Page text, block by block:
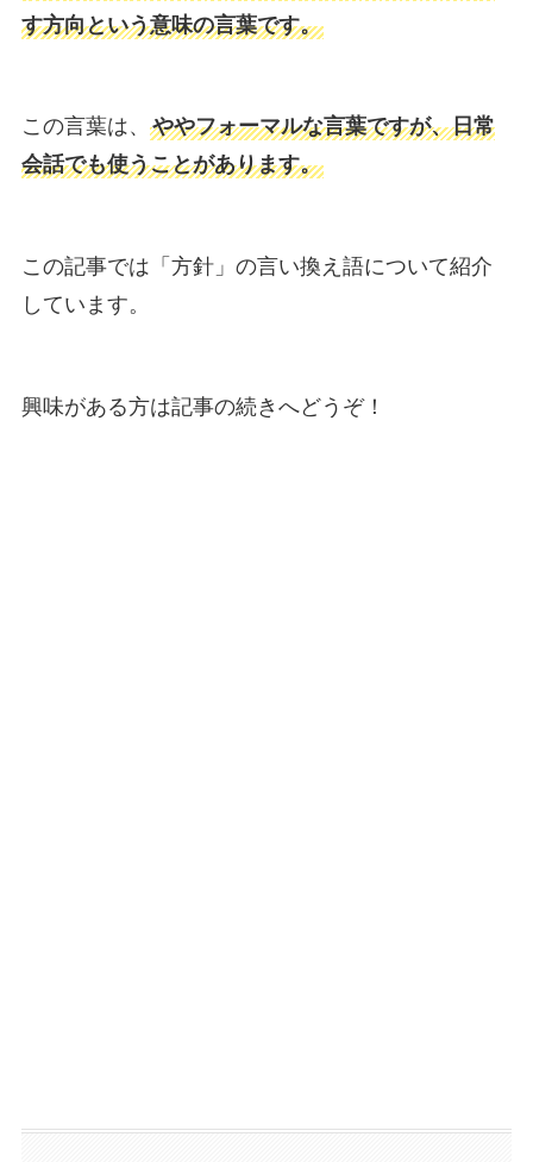
す方向という意味の言葉です。
この言葉は、 ややフォーマルな言葉ですが、日常
会話でも使うことがあります。
この記事では「方針」の言い換え語について紹介
しています。
興味がある方は記事の続きへどうぞ！